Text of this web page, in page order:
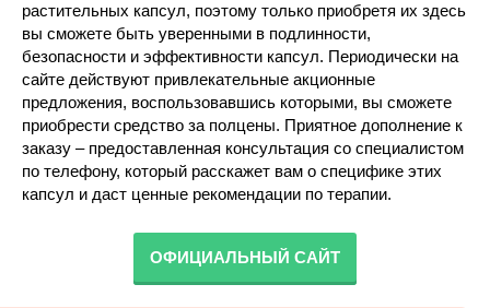
растительных капсул, поэтому только приобретя их здесь
вы сможете быть уверенными в подлинности,
безопасности и эффективности капсул. Периодически на
сайте действуют привлекательные акционные
предложения, воспользовавшись которыми, вы сможете
приобрести средство за полцены. Приятное дополнение к
заказу – предоставленная консультация со специалистом
по телефону, который расскажет вам о специфике этих
капсул и даст ценные рекомендации по терапии.
ОФИЦИАЛЬНЫЙ САЙТ